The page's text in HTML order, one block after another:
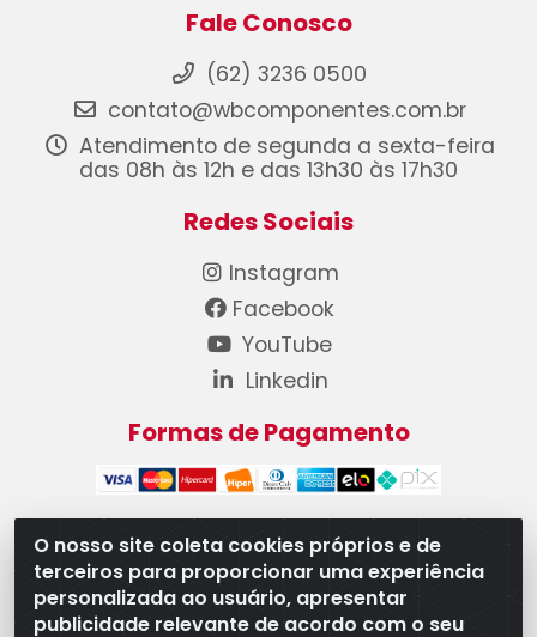
O nosso site coleta cookies próprios e de
terceiros para proporcionar uma experiência
personalizada ao usuário, apresentar
publicidade relevante de acordo com o seu
Fale Conosco
(62) 3236 0500
contato@wbcomponentes.com.br
Atendimento de segunda a sexta-feira
das 08h às 12h e das 13h30 às 17h30
Redes Sociais
Instagram
Facebook
YouTube
Linkedin
Formas de Pagamento
WB Componentes Automotivos LTDA - CNPJ
08.528.393/0001-12 - Rua do Níquel, 667 - Parque
Oeste Industrial, Goiânia/GO - CEP 74375-660